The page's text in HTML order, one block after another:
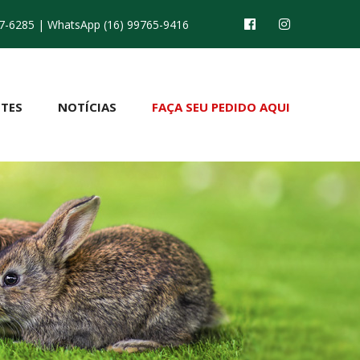
6285 | WhatsApp (16) 99765-9416
NOTÍCIAS FAÇA SEU PEDIDO AQUI